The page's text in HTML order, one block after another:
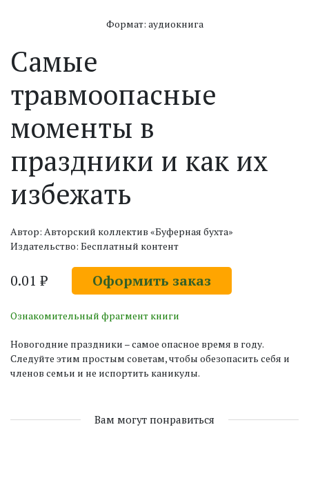
Формат: аудиокнига
Самые
травмоопасные
моменты в
праздники и как их
избежать
Автор: Авторский коллектив «Буферная бухта»
Издательство: Бесплатный контент
0.01 ₽ Оформить заказ
Ознакомительный фрагмент книги
Новогодние праздники – самое опасное время в году.
Следуйте этим простым советам, чтобы обезопасить себя и
членов семьи и не испортить каникулы.
Вам могут понравиться